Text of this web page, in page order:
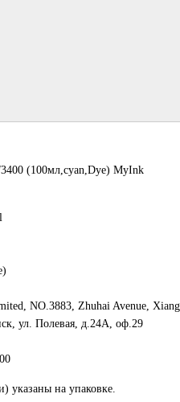
(100мл,cyan,Dye) MyInk
NO.3883, Zhuhai Avenue,
ул. Полевая, д.24А, оф.29
указаны на упаковке.